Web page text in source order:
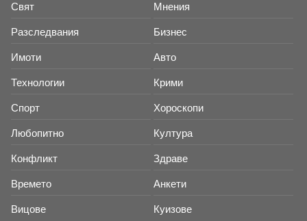
Свят Мнения
Разследвания Бизнес
Имоти Авто
Технологии Крими
Спорт Хороскопи
Любопитно Култура
Конфликт Здраве
Времето Анкети
Вицове Куизове